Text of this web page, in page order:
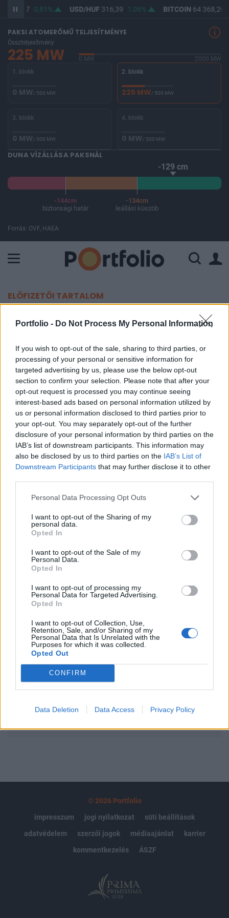
Portfolio - Do Not Process My Personal Information
If you wish to opt-out of the sale, sharing to third parties, or
processing of your personal or sensitive information for
targeted advertising by us, please use the below opt-out
section to confirm your selection. Please note that after your
opt-out request is processed you may continue seeing
interest-based ads based on personal information utilized by
us or personal information disclosed to third parties prior to
your opt-out. You may separately opt-out of the further
disclosure of your personal information by third parties on the
IAB’s list of downstream participants. This information may
also be disclosed by us to third parties on the IAB’s List of
Downstream Participants that may further disclose it to other
Personal Data Processing Opt Outs
I want to opt-out of the Sharing of my
personal data.
Opted In
I want to opt-out of the Sale of my
Personal Data.
Opted In
I want to opt-out of processing my
Personal Data for Targeted Advertising.
Opted In
I want to opt-out of Collection, Use,
Retention, Sale, and/or Sharing of my
Personal Data that Is Unrelated with the
Purposes for which it was collected.
Opted Out
CONFIRM
Data Deletion Data Access Privacy Policy
364,67 0,81% USD/HUF316,39 1,06% BITCOIN 64 368,20
PAKSI ATOMERŐMŰ TELJESÍTMÉNYE
Összteljesítmény
225 MW 0 MW
2000 MW
1. blokk
0 MW/ 500 MW
2. blokk
225 MW/ 500 MW
3. blokk
0 MW/ 500 MW
4. blokk
0 MW/ 500 MW
DUNA VÍZÁLLÁSA PAKSNÁL
-129 cm
-144cm
biztonsági határ
-134cm
leállási küszöb
Forrás: OVF, HAEA
ELŐFIZETŐI TARTALOM
Kedvezô jelek a lengyel folyó
Portfolio
2000. szeptember 05. 08:32
676 m USD-t tett ki júliusban a lengyel folyó
fizetési mérleg hiánya a júniusi 860 m USD után
(az elemzôk 750 m USD körüli értéket vártak).
A hiány csökkenése elsôsorban a kereskedelmi mérleg
deficitjének mérséklôdéséhez kapcsolható, amelyre mögött
az általános európai konjunktúra és az orosz piac
magyarázatul.A hiány az elsô 7 hónapban 6.312 mrd USD-t
6.07 mrd USD-s értékét. A 12 hónapos kumulatív...
KEDVES OLVASÓNK!
A keresett cikk a portfolio.hu hírarchívumához
tartozik, melynek olvasása előfizetéses
regisztrációhoz kötött.
Az előfizetés a következőket tartalmazza:
Portfolio.hu teljes cikkarchívum
Kötéslisták: BÉT elmúlt 2 év napon belüli
kötéslistái
Előfizetés
© 2026 Portfolio
impresszum
jogi nyilatkozat
süti beállítások
adatvédelem
szerzői jogok médiaajánlat
karrier
kommentkezelés
ÁSZF